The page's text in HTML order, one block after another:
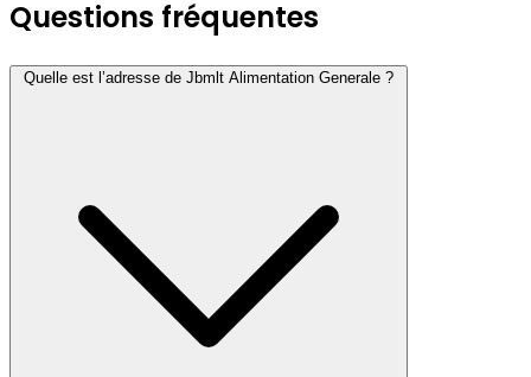
Questions fréquentes
Quelle est l’adresse de Jbmlt Alimentation Generale ?